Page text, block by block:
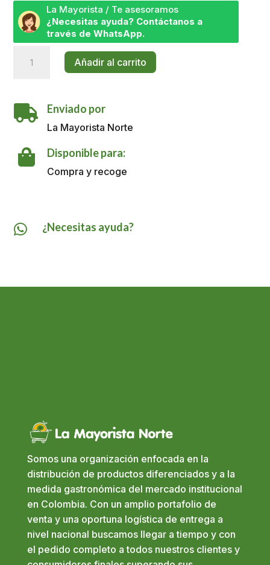
La Mayorista / Te asesoramos
¿Necesitas ayuda? Contáctanos a
través de WhatsApp.
Chinas
cantidad
Añadir al carrito
 Enviado por
La Mayorista Norte
 Disponible para:
Compra y recoge
 ¿Necesitas ayuda?
Somos una organización enfocada en la
distribución de productos diferenciados y a la
medida gastronómica del mercado institucional
en Colombia. Con un amplio portafolio de
venta y una oportuna logística de entrega a
nivel nacional buscamos llegar a tiempo y con
el pedido completo a todos nuestros clientes y